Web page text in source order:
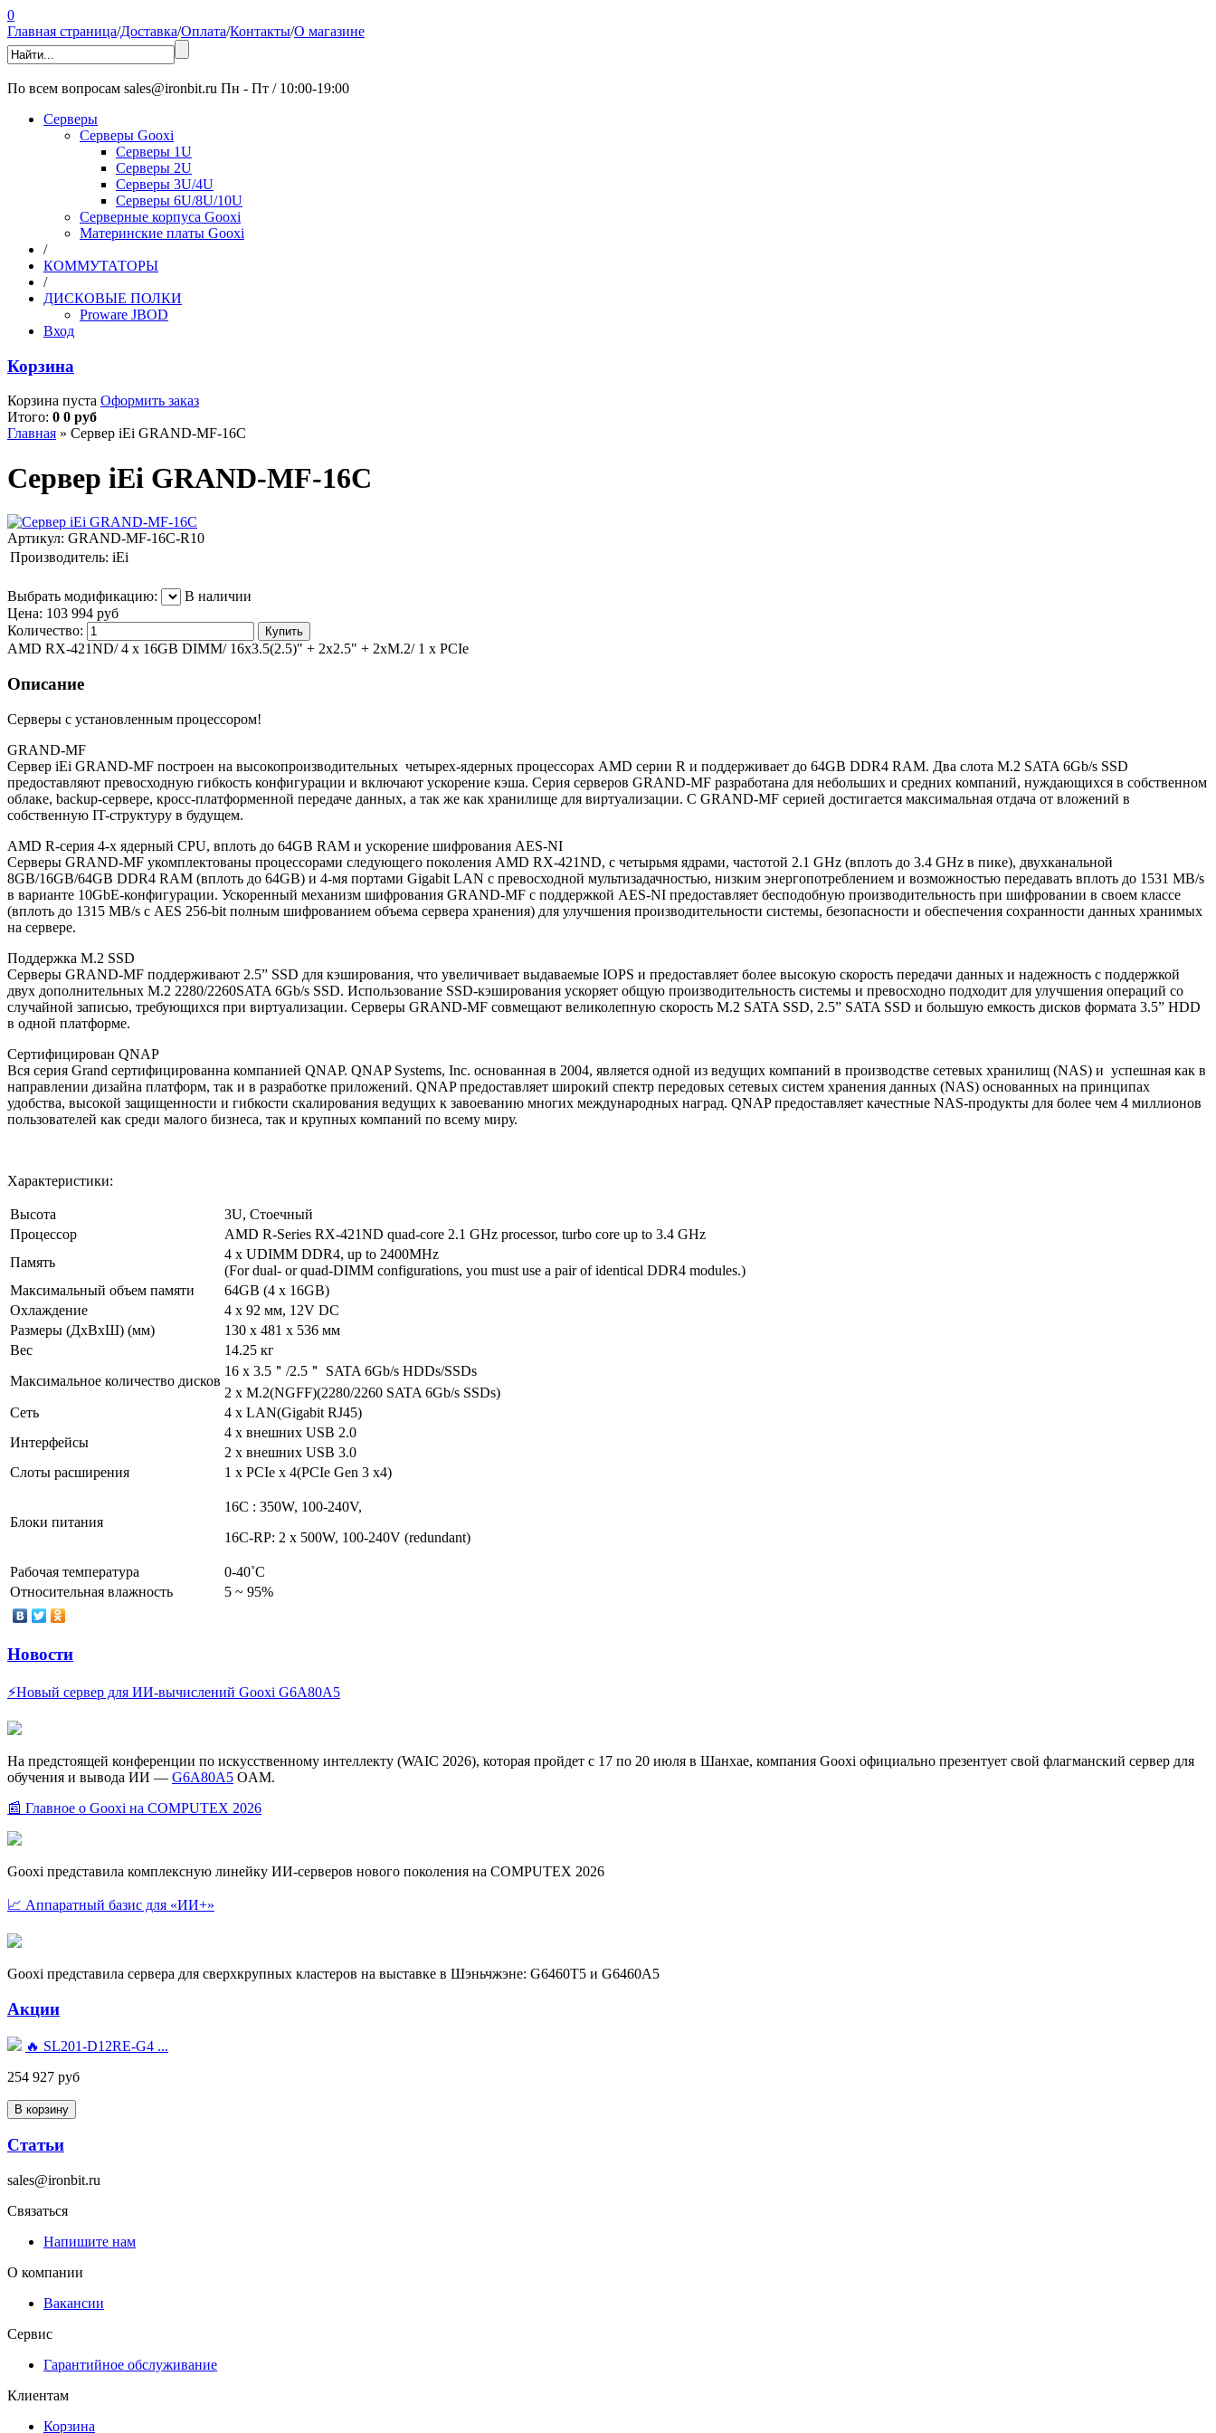
0
Главная страница/Доставка/Оплата/Контакты/О магазине
По всем вопросам sales@ironbit.ru Пн - Пт / 10:00-19:00
Серверы
Серверы Gooxi
Серверы 1U
Серверы 2U
Серверы 3U/4U
Серверы 6U/8U/10U
Серверные корпуса Gooxi
Материнские платы Gooxi
/
КОММУТАТОРЫ
/
ДИСКОВЫЕ ПОЛКИ
Proware JBOD
Вход
Корзина
Корзина пуста Оформить заказ
Итого: 0 0 руб
Главная » Сервер iEi GRAND-MF-16C
Сервер iEi GRAND-MF-16C
Артикул: GRAND-MF-16C-R10
Производитель: iEi
Выбрать модификацию:
В наличии
Цена: 103 994 руб
Количество:
AMD RX-421ND/ 4 x 16GB DIMM/ 16x3.5(2.5)" + 2x2.5" + 2xM.2/ 1 x PCIe
Описание
Серверы с установленным процессором!
GRAND-MF
Сервер iEi GRAND-MF построен на высокопроизводительных четырех-ядерных процессорах AMD серии R и поддерживает до 64GB DDR4 RAM. Два слота M.2 SATA 6Gb/s SSD
предоставляют превосходную гибкость конфигурации и включают ускорение кэша. Серия серверов GRAND-MF разработана для небольших и средних компаний, нуждающихся в собственном
облаке, backup-сервере, кросс-платформенной передаче данных, а так же как хранилище для виртуализации. С GRAND-MF серией достигается максимальная отдача от вложений в
собственную IT-структуру в будущем.
AMD R-серия 4-х ядерный CPU, вплоть до 64GB RAM и ускорение шифрования AES-NI
Серверы GRAND-MF укомплектованы процессорами следующего поколения AMD RX-421ND, с четырьмя ядрами, частотой 2.1 GHz (вплоть до 3.4 GHz в пике), двухканальной
8GB/16GB/64GB DDR4 RAM (вплоть до 64GB) и 4-мя портами Gigabit LAN c превосходной мультизадачностью, низким энергопотреблением и возможностью передавать вплоть до 1531 MB/s
в варианте 10GbE-конфигурации. Ускоренный механизм шифрования GRAND-MF с поддержкой AES-NI предоставляет бесподобную производительность при шифровании в своем классе
(вплоть до 1315 MB/s с AES 256-bit полным шифрованием объема сервера хранения) для улучшения производительности системы, безопасности и обеспечения сохранности данных хранимых
на сервере.
Поддержка M.2 SSD
Серверы GRAND-MF поддерживают 2.5” SSD для кэширования, что увеличивает выдаваемые IOPS и предоставляет более высокую скорость передачи данных и надежность с поддержкой
двух дополнительных M.2 2280/2260SATA 6Gb/s SSD. Использование SSD-кэширования ускоряет общую производительность системы и превосходно подходит для улучшения операций со
случайной записью, требующихся при виртуализации. Серверы GRAND-MF совмещают великолепную скорость M.2 SATA SSD, 2.5” SATA SSD и большую емкость дисков формата 3.5” HDD
в одной платформе.
Сертифицирован QNAP
Вся серия Grand сертифицированна компанией QNAP. QNAP Systems, Inc. основанная в 2004, является одной из ведущих компаний в производстве сетевых хранилищ (NAS) и успешная как в
направлении дизайна платформ, так и в разработке приложений. QNAP предоставляет широкий спектр передовых сетевых систем хранения данных (NAS) основанных на принципах
удобства, высокой защищенности и гибкости скалирования ведущих к завоеванию многих международных наград. QNAP предоставляет качестные NAS-продукты для более чем 4 миллионов
пользователей как среди малого бизнеса, так и крупных компаний по всему миру.
Характеристики:
Высота
3U, Стоечный
Процессор
AMD R-Series RX-421ND quad-core 2.1 GHz processor, turbo core up to 3.4 GHz
Память
4 x UDIMM DDR4, up to 2400MHz
(For dual- or quad-DIMM configurations, you must use a pair of identical DDR4 modules.)
Максимальный объем памяти
64GB (4 x 16GB)
Охлаждение
4 x 92 мм, 12V DC
Размеры (ДxВxШ) (мм)
130 x 481 x 536 мм
Вес
14.25 кг
Максимальное количество дисков
16 х 3.5＂/2.5＂ SATA 6Gb/s HDDs/SSDs
2 x M.2(NGFF)(2280/2260 SATA 6Gb/s SSDs)
Сеть
4 x LAN(Gigabit RJ45)
Интерфейсы
4 x внешних USB 2.0
2 x внешних USB 3.0
Слоты расширения
1 x PCIe x 4(PCIe Gen 3 x4)
Блоки питания
16С : 350W, 100-240V,
16С-RP: 2 x 500W, 100-240V (redundant)
Рабочая температура
0-40˚C
Относительная влажность
5 ~ 95%
Новости
⚡Новый сервер для ИИ-вычислений Gooxi G6A80A5
На предстоящей конференции по искусственному интеллекту (WAIC 2026), которая пройдет с 17 по 20 июля в Шанхае, компания Gooxi официально презентует свой флагманский сервер для
обучения и вывода ИИ — G6A80A5 OAM.
📰 Главное о Gooxi на COMPUTEX 2026
Gooxi представила комплексную линейку ИИ-серверов нового поколения на COMPUTEX 2026
📈 Аппаратный базис для «ИИ+»
Gooxi представила сервера для сверхкрупных кластеров на выставке в Шэньчжэне: G6460T5 и G6460A5
Акции
🔥 SL201-D12RE-G4 ...
254 927 руб
Статьи
sales@ironbit.ru
Связаться
Напишите нам
О компании
Вакансии
Сервис
Гарантийное обслуживание
Клиентам
Корзина